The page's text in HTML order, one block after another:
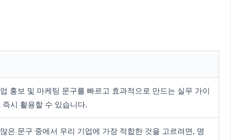
홍보 및 마케팅 문구를 빠르고 효과적으로 만드는 실무 가이
즉시 활용할 수 있습니다.
은 문구 중에서 우리 기업에 가장 적합한 것을 고르려면, 명